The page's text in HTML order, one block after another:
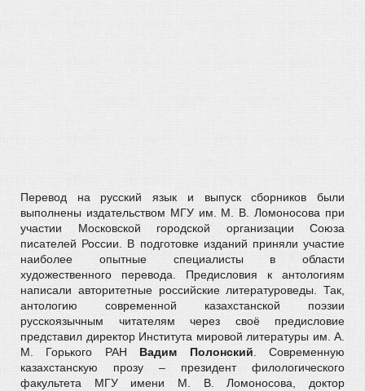
Перевод на русский язык и выпуск сборников были
выполнены издательством МГУ им. М. В. Ломоносова при
участии Московской городской организации Союза
писателей России. В подготовке изданий приняли участие
наиболее опытные специалисты в области
художественного перевода. Предисловия к антологиям
написали авторитетные российские литературоведы. Так,
антологию современной казахстанской поэзии
русскоязычным читателям через своё предисловие
представил директор Института мировой литературы им. А.
М. Горького РАН Вадим Полонский. Современную
казахстанскую прозу – президент филологического
факультета МГУ имени М. В. Ломоносова, доктор